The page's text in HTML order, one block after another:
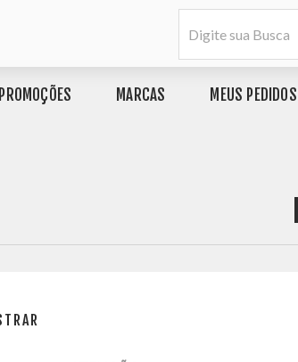
PROMOÇÕES MARCAS MEUS PEDIDOS